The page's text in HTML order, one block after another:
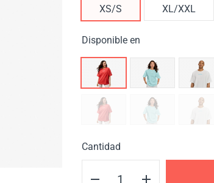
XS/S XL/XXL
Disponible en
Cantidad